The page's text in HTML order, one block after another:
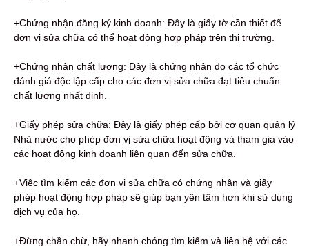
+Chứng nhận đăng ký kinh doanh: Đây là giấy tờ cần thiết để
đơn vị sửa chữa có thể hoạt động hợp pháp trên thị trường.
+Chứng nhận chất lượng: Đây là chứng nhận do các tổ chức
đánh giá độc lập cấp cho các đơn vị sửa chữa đạt tiêu chuẩn
chất lượng nhất định.
+Giấy phép sửa chữa: Đây là giấy phép cấp bởi cơ quan quản lý
Nhà nước cho phép đơn vị sửa chữa hoạt động và tham gia vào
các hoạt động kinh doanh liên quan đến sửa chữa.
+Việc tìm kiếm các đơn vị sửa chữa có chứng nhận và giấy
phép hoạt động hợp pháp sẽ giúp bạn yên tâm hơn khi sử dụng
dịch vụ của họ.
+Đừng chần chừ, hãy nhanh chóng tìm kiếm và liên hệ với các